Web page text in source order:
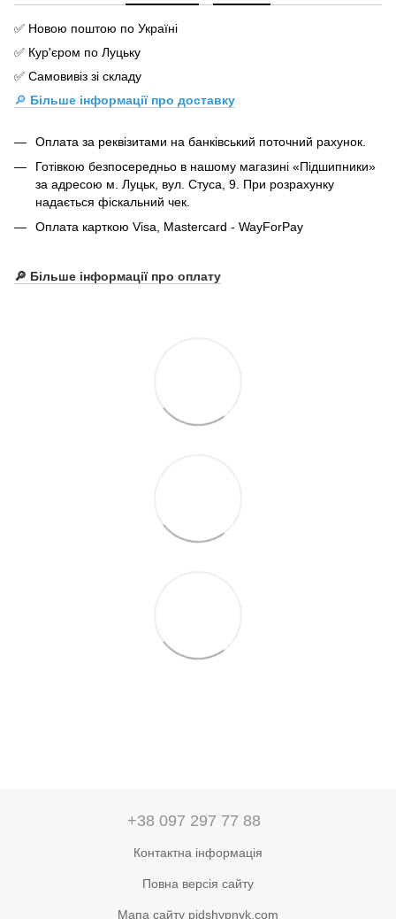
✅ Новою поштою по Україні
✅ Кур'єром по Луцьку
✅ Самовивіз зі складу
🔎 Більше інформації про доставку
Оплата за реквізитами на банківський поточний рахунок.
Готівкою безпосередньо в нашому магазині «Підшипники»
за адресою м. Луцьк, вул. Стуса, 9. При розрахунку
надається фіскальний чек.
Оплата карткою Visa, Mastercard - WayForPay
🔎 Більше інформації про оплату
+38 097 297 77 88
Контактна інформація
Повна версія сайту
Мапа сайту pidshypnyk.com